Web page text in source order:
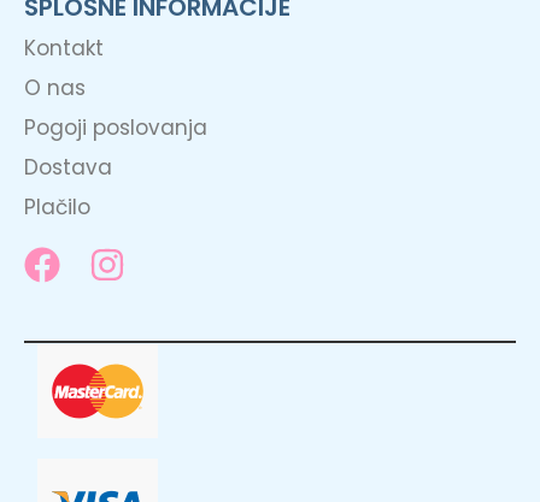
SPLOŠNE INFORMACIJE
Kontakt
O nas
Pogoji poslovanja
Dostava
Plačilo